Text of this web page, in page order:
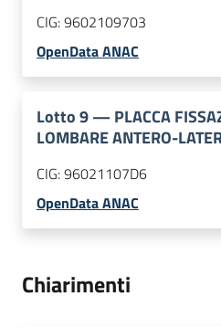
CIG:9602109703
OpenData ANAC
Lotto9— PLACCA
LOMBARE ANTERO-
CIG:96021107D6
OpenData ANAC
Chiarimenti